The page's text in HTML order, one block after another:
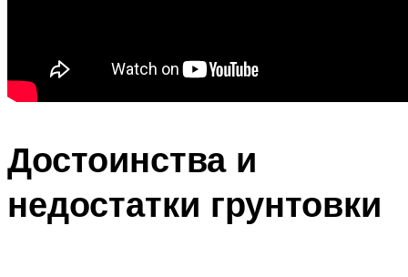
Достоинства и
недостатки грунтовки